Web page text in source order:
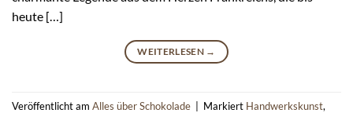
heute […]
WEITERLESEN →
Veröffentlicht am Alles über Schokolade Markiert Handwerkskunst,